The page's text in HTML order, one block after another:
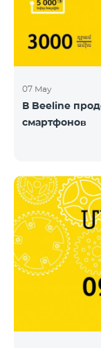
07 May
В Beeline
смартфонов